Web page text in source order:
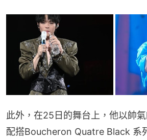
此外，在25日的舞台上，他以帥
配搭Boucheron Quatre Black 系